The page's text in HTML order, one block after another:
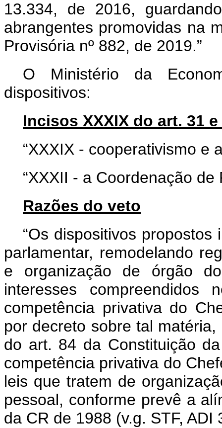
13.334, de 2016,
abrangentes promovidas na
Provisória nº 882, de 2019.”
O Ministério da
dispositivos:
Incisos XXXIX do art. 31
“XXXIX - cooperativismo e
“XXXII - a Coordenação de
Razões do veto
“Os dispositivos
parlamentar, remodelando
e organização de órgão
interesses
competência privativa do
por decreto sobre tal matéria,
do art. 84 da Constituição
competência privativa do
leis que tratem de
pessoal, conforme prevê a
da CR de 1988 (v.g. STF, ADI